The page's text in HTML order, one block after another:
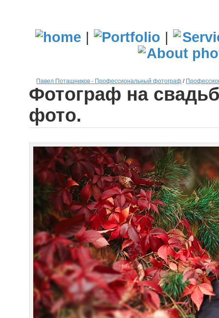
| |
Павел Поташников - Профессиональный фотограф /
Фотограф на
фото.